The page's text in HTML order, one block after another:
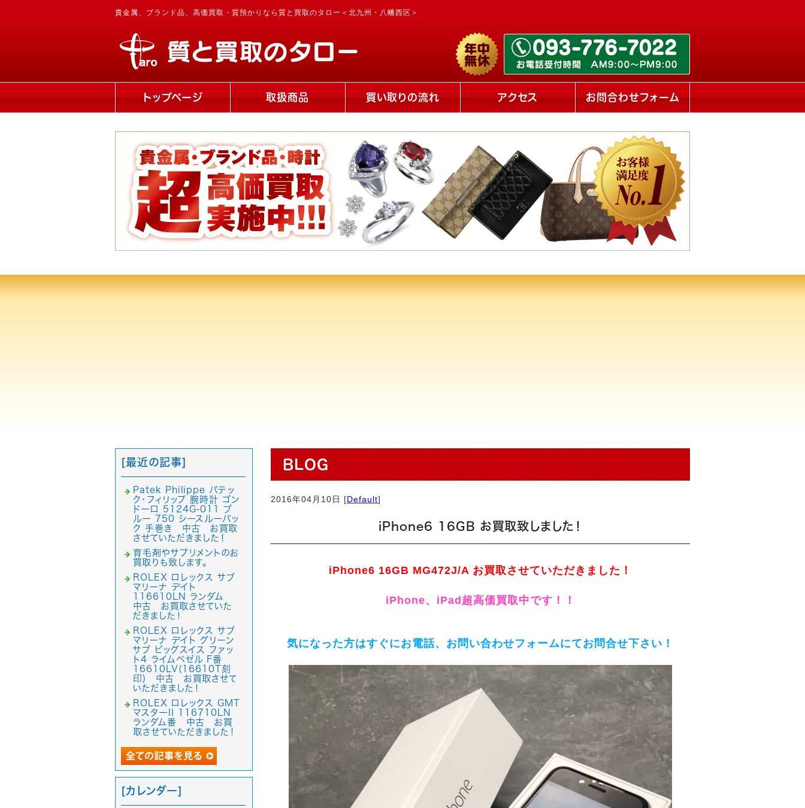
貴金属、ブランド品、高価買取・質預かりなら質と買取のタロー＜北九州・八幡西区＞
トップページ 取扱商品 買い取りの流れ アクセス お問合わせフォーム
BLOG
2016年04月10日 [Default]
iPhone6 16GB お買取致しました！
iPhone6 16GB MG472J/A お買取させていただきました！
iPhone、iPad超高価買取中です！！
気になった方はすぐにお電話、お問い合わせフォームにてお問合せ下さい！
[最近の記事]
Patek Philippe パテッ
ク・フィリップ 腕時計 ゴン
ドーロ 5124G-011 ブ
ルー 750 シースルーバッ
ク 手巻き 中古 お買取
させていただきました！
育毛剤やサプリメントのお
買取りも致します。
ROLEX ロレックス サブ
マリーナ デイト
116610LN ランダム
中古 お買取させていた
だきました！
ROLEX ロレックス サブ
マリーナ デイト グリーン
サブ ビッグスイス ファッ
ト4 ライムベゼル F番
16610LV(16610T刻
印) 中古 お買取させて
いただきました！
ROLEX ロレックス GMT
マスターII 116710LN
ランダム番 中古 お買
取させていただきました！
[カレンダー]